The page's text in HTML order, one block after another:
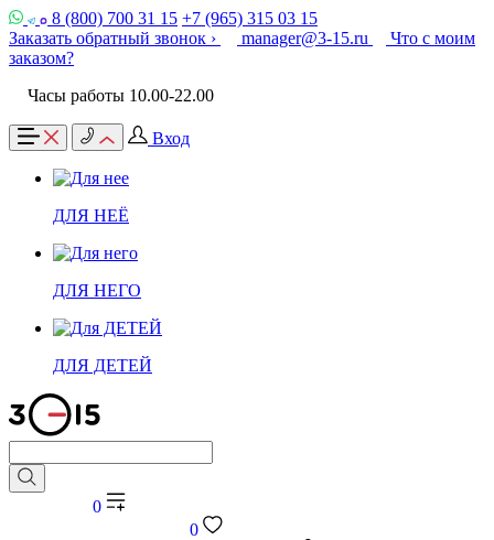
8 (800) 700 31 15 +7 (965) 315 03 15
Заказать обратный звонок ›
manager@3-15.ru
Что с моим
заказом?
Часы работы 10.00-22.00
Вход
ДЛЯ НЕЁ
ДЛЯ НЕГО
ДЛЯ ДЕТЕЙ
0
0